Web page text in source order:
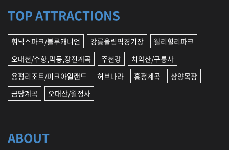
TOP ATTRACTIONS
휘닉스파크/블루캐니언 강릉올림픽경기장
웰리힐리파크
오대천/수항,막동,장전계곡
주천강
치악산/구룡사
용평리조트/피크아일랜드
허브나라 흥정계곡
삼양목장
금당계곡
오대산/월정사
ABOUT